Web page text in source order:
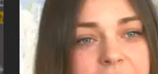
27.07.2026